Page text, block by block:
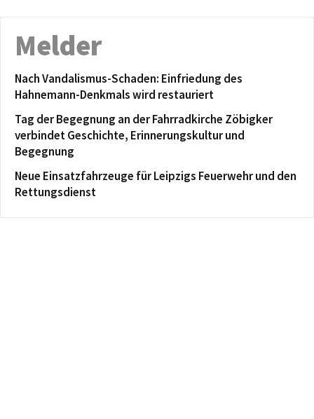
Melder
Nach Vandalismus-Schaden: Einfriedung des
Hahnemann-Denkmals wird restauriert
Tag der Begegnung an der Fahrradkirche Zöbigker
verbindet Geschichte, Erinnerungskultur und
Begegnung
Neue Einsatzfahrzeuge für Leipzigs Feuerwehr und den
Rettungsdienst